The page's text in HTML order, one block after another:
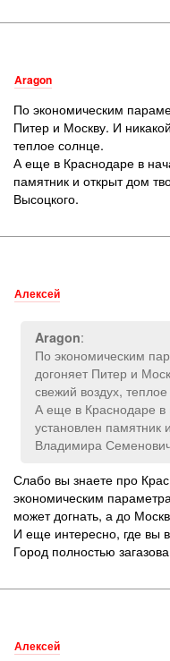
Aragon
По экономическим
Питер и Москву. И
теплое солнце.
А еще в Краснодаре в
памятник и открыт дом
Высоцкого.
Алексей
Aragon:
По экономическим
догоняет Питер и
свежий воздух,
А еще в Краснодаре в
установлен памятник
Владимира
Слабо вы знаете про
экономическим
может догнать, а до
И еще интересно, где вы
Город полностью
Алексей